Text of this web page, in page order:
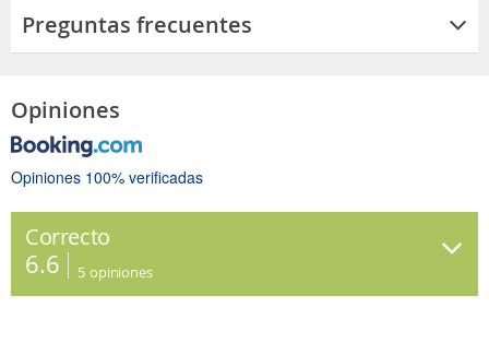
Preguntas frecuentes
Opiniones
Opiniones 100% verificadas
Correcto
6.6 5 opiniones